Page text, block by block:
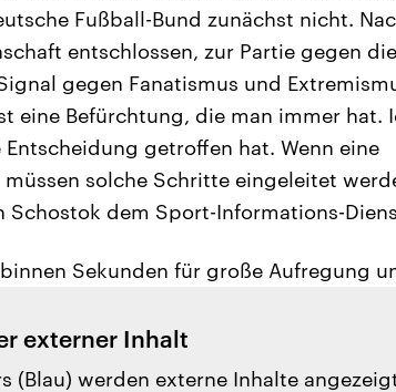
Fußball-Bund zunächst nicht.
entschlossen, zur Partie gegen
gegen Fanatismus und
eine Befürchtung, die man immer hat.
getroffen hat. Wenn eine
solche Schritte eingeleitet
Schostok dem Sport-Informations-
Sekunden für große Aufregung
externer Inhalt
(Blau) werden externe Inhalte